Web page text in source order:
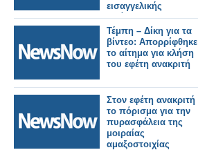
εισαγγελικής
πρότασης.
Τέμπη – Δίκη για τα
βίντεο: Απορρίφθηκε
το αίτημα για κλήση
του εφέτη ανακριτή
Στον εφέτη ανακριτή
το πόρισμα για την
πυρασφάλεια της
μοιραίας
αμαξοστοιχίας